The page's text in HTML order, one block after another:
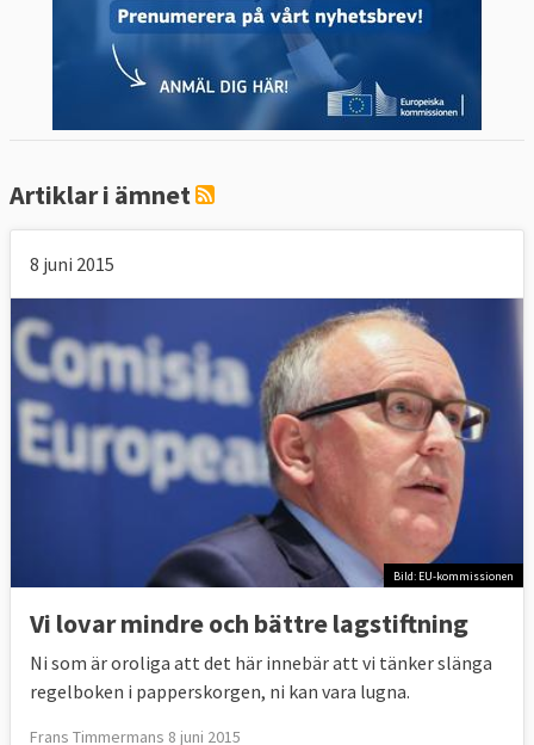
Artiklar i ämnet
8 juni 2015
Bild: EU-kommissionen
Vi lovar mindre och bättre lagstiftning
Ni som är oroliga att det här innebär att vi tänker slänga
regelboken i papperskorgen, ni kan vara lugna.
Frans Timmermans 8 juni 2015